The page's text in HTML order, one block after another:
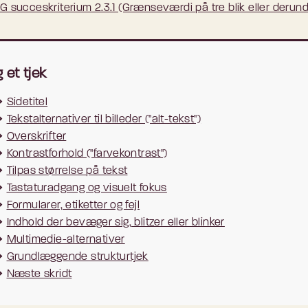
succeskriterium 2.3.1 (Grænseværdi på tre blik eller
et tjek
Sidetitel
Tekstalternativer til billeder ("alt-tekst")
Overskrifter
Kontrastforhold ("farvekontrast")
Tilpas størrelse på tekst
Tastaturadgang og visuelt fokus
Formularer, etiketter og fejl
Indhold der bevæger sig, blitzer eller blinker
Multimedie-alternativer
Grundlæggende strukturtjek
Næste skridt